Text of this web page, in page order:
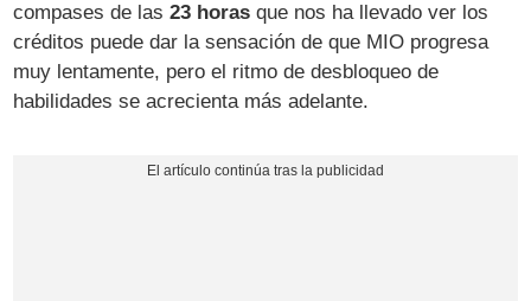
compases de las23 horas que nos ha llevado ver los
créditos puede dar la sensación de que MIO progresa
muy lentamente, pero el ritmo de desbloqueo de
habilidades se acrecienta más adelante.